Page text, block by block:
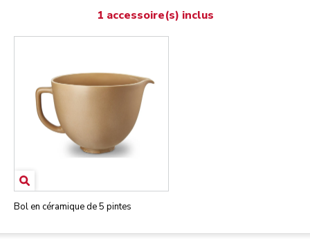
1 accessoire(s) inclus
Bol en céramique de 5 pintes